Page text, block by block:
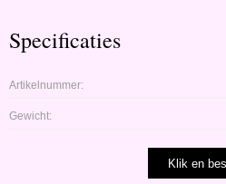
Specificaties
Artikelnummer:
Gewicht: